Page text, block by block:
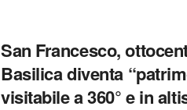
San Francesco,
Basilica diventa
visitabile a 360° e in